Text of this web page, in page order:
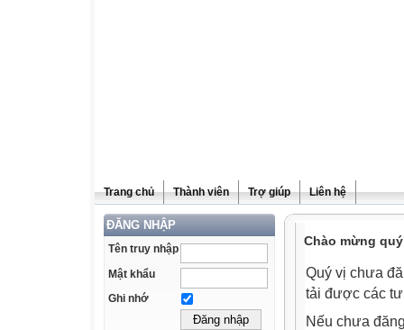
Trang chủ Thành viên Trợ giúp Liên hệ
ĐĂNG NHẬP
Tên truy nhập
Mật khẩu
Ghi nhớ
Chào mừng
Quý vị chưa
tải được các
Nếu chưa